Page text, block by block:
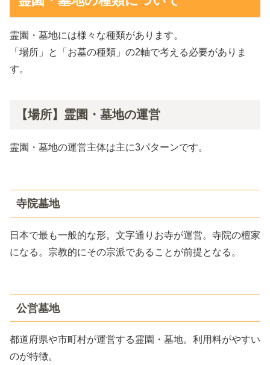
霊園・墓地には様々な種類があります。
「場所」と「お墓の種類」の2軸で考える必要がありま
す。
【場所】霊園・墓地の運営
霊園・墓地の運営主体は主に3パターンです。
寺院墓地
日本で最も一般的な形。文字通りお寺が運営。寺院の檀家
になる。宗教的にその宗派であることが前提となる。
公営墓地
都道府県や市町村が運営する霊園・墓地。利用料がやすい
のが特徴。